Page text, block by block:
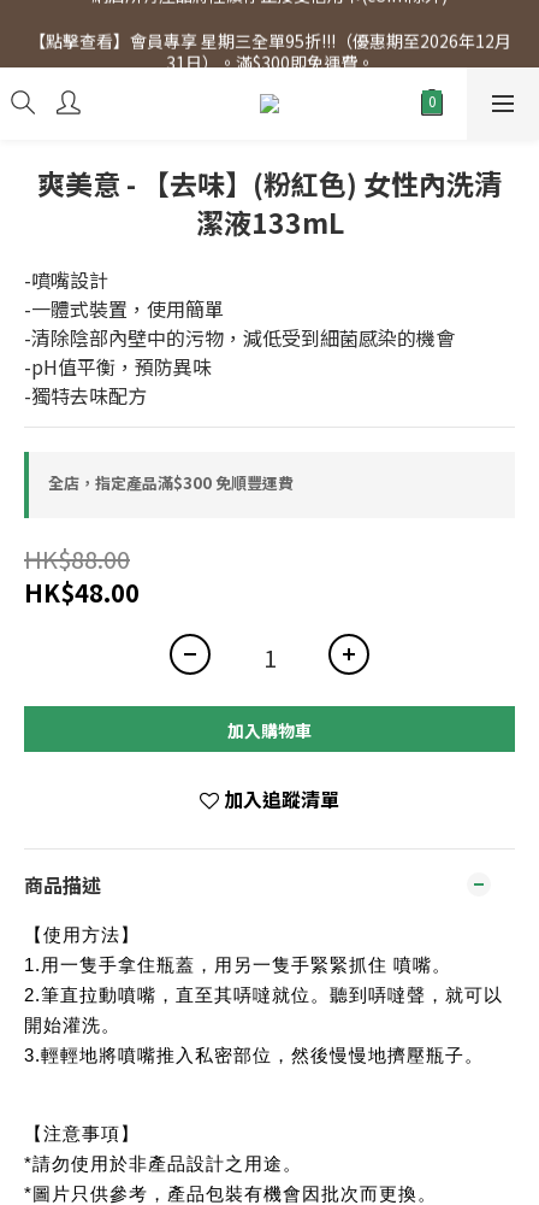
31日）。滿$300即免運費。
31日）。滿$300即免運費。
爽美意 - 【去味】(粉紅色) 女性內洗清
潔液133mL
-噴嘴設計
-一體式裝置，使用簡單
-清除陰部內壁中的污物，減低受到細菌感染的機會
-pH值平衡，預防異味
-獨特去味配方
全店，指定產品滿$300 免順豐運費
HK$88.00
HK$48.00
加入購物車
加入追蹤清單
商品描述
【使用方法】
1.用一隻手拿住瓶蓋，用另一隻手緊緊抓住 噴嘴。
2.筆直拉動噴嘴，直至其哢噠就位。聽到哢噠聲，就可以
開始灌洗。
3.輕輕地將噴嘴推入私密部位，然後慢慢地擠壓瓶子。
【注意事項】
*請勿使用於非產品設計之用途。
*圖片只供參考，產品包裝有機會因批次而更換。